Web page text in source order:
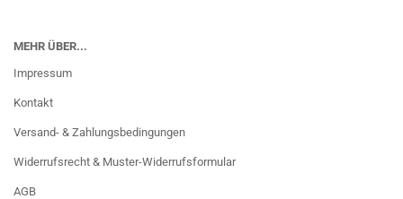
MEHR ÜBER...
Impressum
Kontakt
Versand- & Zahlungsbedingungen
Widerrufsrecht & Muster-Widerrufsformular
AGB